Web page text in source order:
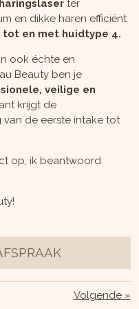
ter
en dikke haren efficiënt
tot en met huidtype 4.
ook échte en
Beauty ben je
veilige en
krijgt de
van de eerste intake tot
op, ik beantwoord
Volgende»